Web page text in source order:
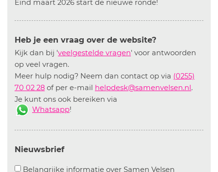
Eind maart 2026 start de nieuwe ronde!
Heb je een vraag over de website?
Kijk dan bij 'veelgestelde vragen' voor antwoorden
op veel vragen.
Meer hulp nodig? Neem dan contact op via (0255)
70 02 28 of per e-mail helpdesk@samenvelsen.nl .
Je kunt ons ook bereiken via
Whatsapp!
Nieuwsbrief
Belangrijke informatie over Samen Velsen